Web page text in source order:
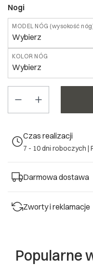
Nogi
MODEL NÓG (wysokość
Wybierz
KOLOR NÓG
Wybierz
MODEL NÓG (wysokość
Wybierz
Wybierz
Czas realizacji
7 - 10 dni roboczych |
Darmowa dostawa
Zworty i reklamacje
Popularne